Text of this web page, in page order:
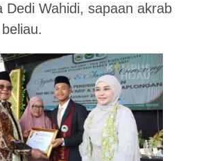
Dedi Wahidi, sapaan akrab